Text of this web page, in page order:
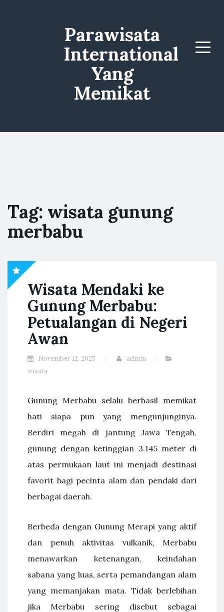
Parawisata
International
Yang
Memikat
Menu
Tag: wisata gunung
merbabu
Wisata Mendaki ke
Gunung Merbabu:
Petualangan di Negeri
Awan
November 12, 2025
admin
wisata
Gunung Merbabu selalu berhasil memikat
hati siapa pun yang mengunjunginya.
Berdiri megah di jantung Jawa Tengah,
gunung dengan ketinggian 3.145 meter di
atas permukaan laut ini menjadi destinasi
favorit bagi pecinta alam dan pendaki dari
berbagai daerah.
Berbeda dengan Gunung Merapi yang aktif
dan penuh aktivitas vulkanik, Merbabu
menawarkan ketenangan, keindahan
sabana yang luas, serta pemandangan alam
yang memanjakan mata. Tidak berlebihan
jika Merbabu sering disebut sebagai